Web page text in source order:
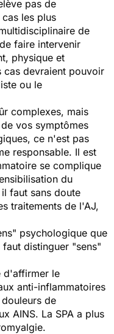
pas de
les plus
de
faire intervenir
physique et
cas devraient pouvoir
ou le
complexes, mais
vos symptômes
ce n'est pas
responsable. Il est
se complique
du
faut sans doute
traitements de l'AJ,
psychologique que
distinguer "sens"
d'affirmer le
anti-inflammatoires
de
AINS. La SPA a plus